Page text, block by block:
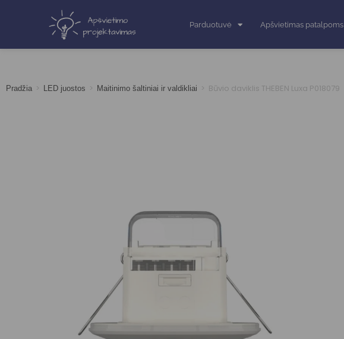
Parduotuvė Apšvietimas patalpoms
Pradžia > LED juostos > Maitinimo šaltiniai ir valdikliai > Būvio daviklis THEBEN Luxa P018079